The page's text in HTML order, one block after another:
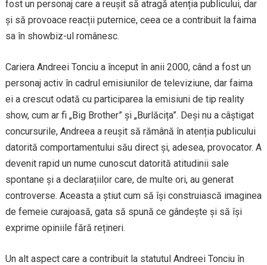
fost un personaj care a reușit să atragă atenția publicului, dar
și să provoace reacții puternice, ceea ce a contribuit la faima
sa în showbiz-ul românesc.
Cariera Andreei Tonciu a început în anii 2000, când a fost un
personaj activ în cadrul emisiunilor de televiziune, dar faima
ei a crescut odată cu participarea la emisiuni de tip reality
show, cum ar fi „Big Brother” și „Burlăcița”. Deși nu a câștigat
concursurile, Andreea a reușit să rămână în atenția publicului
datorită comportamentului său direct și, adesea, provocator. A
devenit rapid un nume cunoscut datorită atitudinii sale
spontane și a declarațiilor care, de multe ori, au generat
controverse. Aceasta a știut cum să își construiască imaginea
de femeie curajoasă, gata să spună ce gândește și să își
exprime opiniile fără rețineri.
Un alt aspect care a contribuit la statutul Andreei Tonciu în